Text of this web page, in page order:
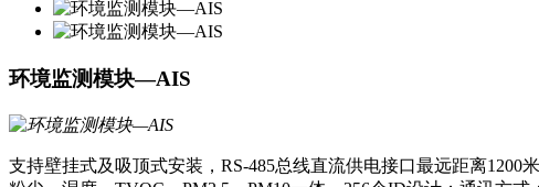
环境监测模块—AIS
支持壁挂式及吸顶式安装，RS-485总线直流供电接口最远距离